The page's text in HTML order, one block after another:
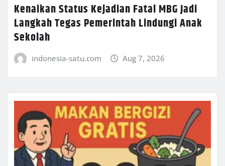
Kenaikan Status Kejadian Fatal MBG Jadi
Langkah Tegas Pemerintah Lindungi Anak
Sekolah
indonesia-satu.com Aug 7, 2026